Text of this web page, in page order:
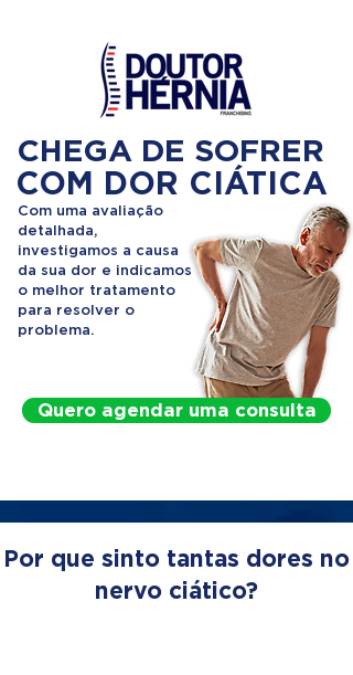
CHEGA DE SOFRER
COM DOR CIÁTICA
Com uma avaliação
detalhada,
investigamos a causa
da sua dor e indicamos
o melhor tratamento
para resolver o
problema.
Quero agendar uma consulta
Por que sinto tantas dores no
nervo ciático?